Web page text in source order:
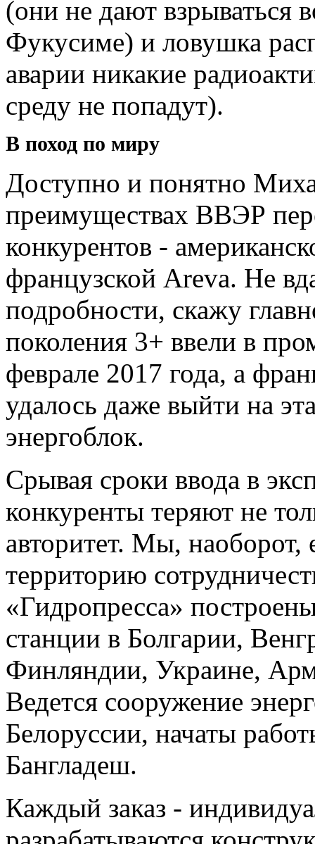
(они не дают взрываться
Фукусиме) и ловушка
аварии никакие
среду не попадут).
В поход по миру
Доступно и понятно
преимуществах ВВЭР
конкурентов -
французской Areva. Не
подробности, скажу
поколения 3+ ввели в
феврале 2017 года, а
удалось даже выйти на
энергоблок.
Срывая сроки ввода в
конкуренты теряют не
авторитет. Мы,
территорию
«Гидропресса»
станции в Болгарии,
Финляндии, Украине,
Ведется сооружение
Белоруссии, начаты
Бангладеш.
Каждый заказ -